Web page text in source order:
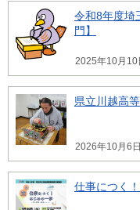
令和8年度埼
門】
2025年10月10
県立川越高
2026年10月6
仕事につく